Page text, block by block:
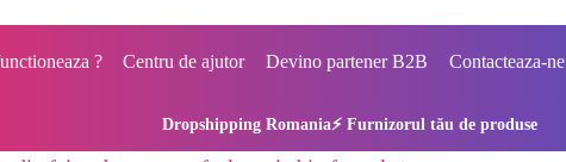
? Centru de ajutor Devino partener B2B Contacteaza-ne
Dropshipping Romania⚡ Furnizorul tău de produse